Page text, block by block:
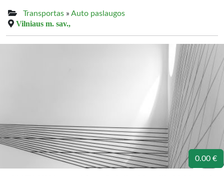
Transportas » Auto paslaugos
Vilniaus m. sav.,
0.00 €